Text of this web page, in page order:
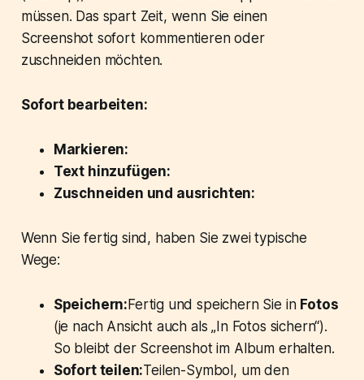
müssen. Das spart Zeit, wenn Sie einen
Screenshot sofort kommentieren oder
zuschneiden möchten.
Sofort bearbeiten:
Markieren:
Text hinzufügen:
Zuschneiden und ausrichten:
Wenn Sie fertig sind, haben Sie zwei typische
Wege:
Speichern: Fertig und speichern Sie in Fotos
(je nach Ansicht auch als „In Fotos sichern“).
So bleibt der Screenshot im Album erhalten.
Sofort teilen:Teilen-Symbol, um den